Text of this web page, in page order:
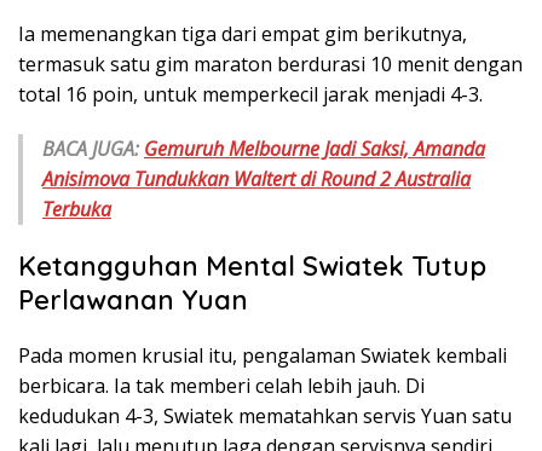
Ia memenangkan tiga dari empat gim berikutnya,
termasuk satu gim maraton berdurasi 10 menit dengan
total 16 poin, untuk memperkecil jarak menjadi 4-3.
BACA JUGA: Gemuruh Melbourne Jadi Saksi, Amanda
Anisimova Tundukkan Waltert di Round 2 Australia
Terbuka
Ketangguhan Mental Swiatek Tutup
Perlawanan Yuan
Pada momen krusial itu, pengalaman Swiatek kembali
berbicara. Ia tak memberi celah lebih jauh. Di
kedudukan 4-3, Swiatek mematahkan servis Yuan satu